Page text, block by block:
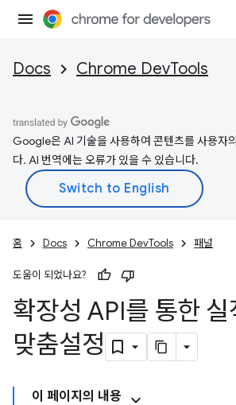
Docs Chrome DevTools
Google은 AI 기술을 사용하여 콘텐츠를 사용자
다. AI 번역에는 오류가 있을 수 있습니다.
홈 Docs Chrome DevTools 패널
도움이 되었나요?
확장성 API를 통한 실
맞춤설정
이 페이지의 내용